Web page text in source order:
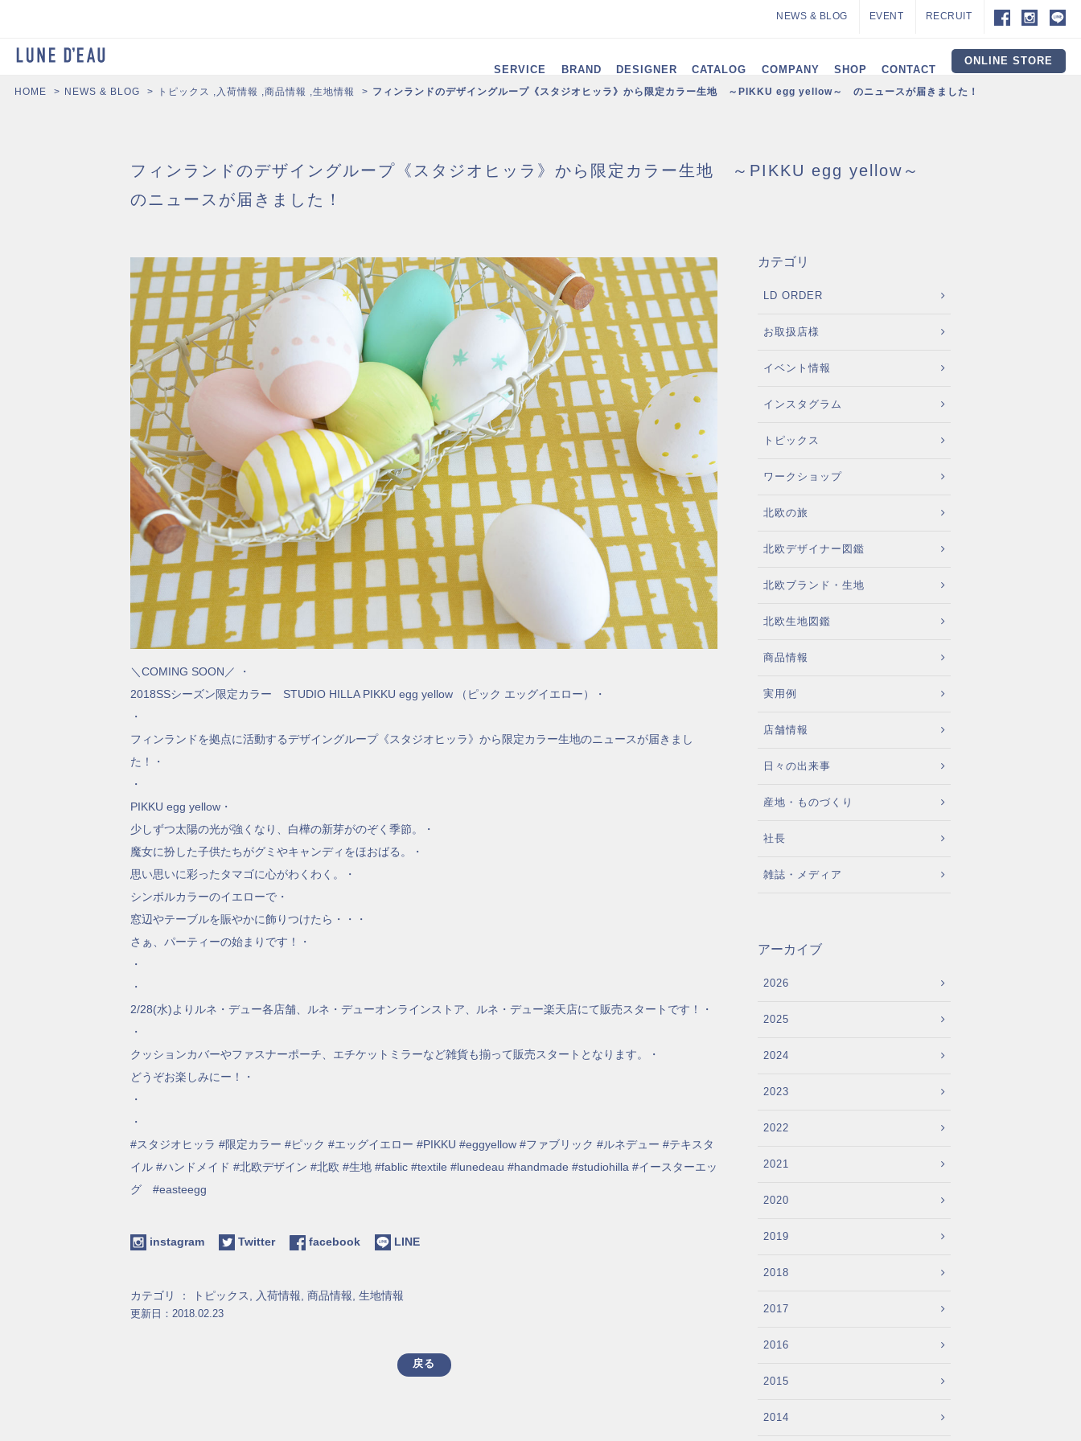
NEWS & BLOG EVENT RECRUIT
SERVICE BRAND DESIGNER CATALOG COMPANY SHOP CONTACT
ONLINE STORE
HOME NEWS & BLOG トピックス , 入荷情報 ,商品情報 ,生地情報 フィンランドのデザイングループ《スタジオヒッラ》から限定カラー生地 ～PIKKU egg yellow～ のニュースが届きました！
フィンランドのデザイングループ《スタジオヒッラ》から限定カラー生地 ～PIKKU egg yellow～
のニュースが届きました！
＼COMING SOON／ ・
2018SSシーズン限定カラー STUDIO HILLA PIKKU egg yellow （ピック エッグイエロー）・
・
フィンランドを拠点に活動するデザイングループ《スタジオヒッラ》から限定カラー生地のニュースが届きまし
た！・
・
PIKKU egg yellow・
少しずつ太陽の光が強くなり、白樺の新芽がのぞく季節。・
魔女に扮した子供たちがグミやキャンディをほおばる。・
思い思いに彩ったタマゴに心がわくわく。・
シンボルカラーのイエローで・
窓辺やテーブルを賑やかに飾りつけたら・・・
さぁ、パーティーの始まりです！・
・
・
2/28(水)よりルネ・デュー各店舗、ルネ・デューオンラインストア、ルネ・デュー楽天店にて販売スタートです！・
・
クッションカバーやファスナーポーチ、エチケットミラーなど雑貨も揃って販売スタートとなります。・
どうぞお楽しみにー！・
・
・
#スタジオヒッラ #限定カラー #ピック #エッグイエロー #PIKKU #eggyellow #ファブリック #ルネデュー #テキスタ
イル #ハンドメイド #北欧デザイン #北欧 #生地 #fablic #textile #lunedeau #handmade #studiohilla #イースターエッ
グ #easteegg
instagram Twitter facebook LINE
カテゴリ ： トピックス, 入荷情報, 商品情報, 生地情報
更新日：2018.02.23
戻る
カテゴリ
LD ORDER
お取扱店様
イベント情報
インスタグラム
トピックス
ワークショップ
北欧の旅
北欧デザイナー図鑑
北欧ブランド・生地
北欧生地図鑑
商品情報
実用例
店舗情報
日々の出来事
産地・ものづくり
社長
雑誌・メディア
アーカイブ
2026
2025
2024
2023
2022
2021
2020
2019
2018
2017
2016
2015
2014